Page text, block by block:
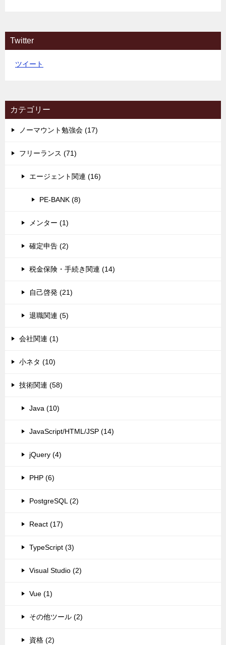
Twitter
ツイート
カテゴリー
ノーマウント勉強会 (17)
フリーランス (71)
エージェント関連 (16)
PE-BANK (8)
メンター (1)
確定申告 (2)
税金保険・手続き関連 (14)
自己啓発 (21)
退職関連 (5)
会社関連 (1)
小ネタ (10)
技術関連 (58)
Java (10)
JavaScript/HTML/JSP (14)
jQuery (4)
PHP (6)
PostgreSQL (2)
React (17)
TypeScript (3)
Visual Studio (2)
Vue (1)
その他ツール (2)
資格 (2)